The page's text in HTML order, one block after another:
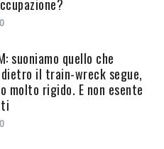
0
suoniamo quello che
il train-wreck segue,
molto rigido. E non esente
0